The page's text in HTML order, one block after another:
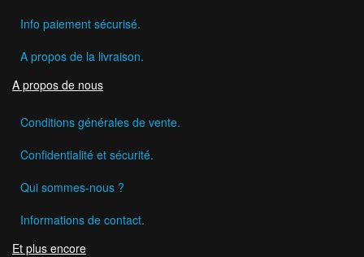
Info paiement sécurisé.
A propos de la livraison.
A propos de nous
Conditions générales de vente.
Confidentialité et sécurité.
Qui sommes-nous ?
Informations de contact.
Et plus encore